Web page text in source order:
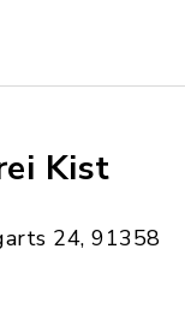
Kist
24, 91358